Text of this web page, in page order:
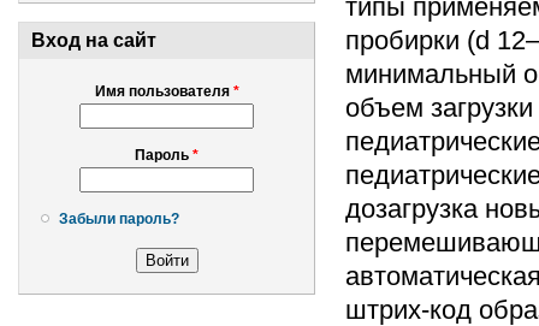
Вход на сайт
Имя пользователя *
Пароль *
Забыли пароль?
типы
пробирки (d
минимальный
объем
дозагрузка
штрих-код